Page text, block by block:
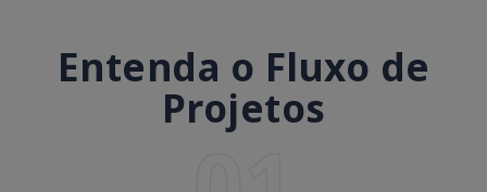
Entenda o Fluxo de
Projetos